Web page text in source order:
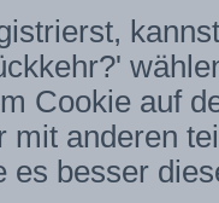
Cookie auf
mit anderen
es besser